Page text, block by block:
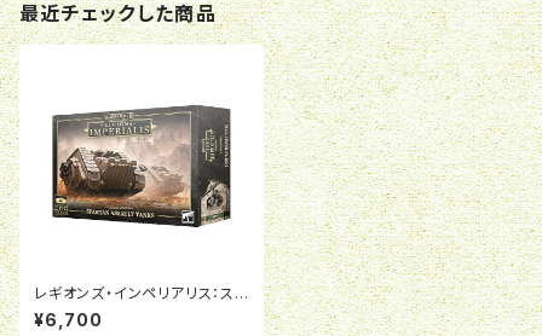
最近チェックした商品
レギオンズ・インペリアリス：スパ
ルタン・アサルトタンク
¥6,700